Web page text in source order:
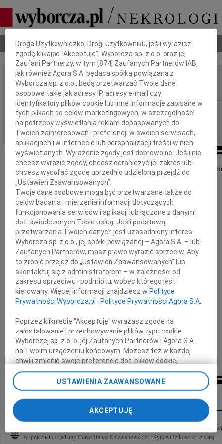
Nekrologi Odeszli Poradnik pogrzebowy
IMIĘ I NAZWISKO: Jadwiga Sienkiewicz
REGION: Kielce
DATA EMISJI: 23.10.2020
Z wielkim smutkiem przyjęliśmy wiadomość o
Jadwigi Sienkiewicz
wnuczki Henryka Sienkiewicza
Rodzinie i Bliskim
składają
Dyrekcja i Pracownicy
Muzeum Narodowego w Kielcach
Inne kondolencje
Odeszła Jadwiga Sienkiewicz Wspaniała i dzielna Pani, wnuczka Henryka
współczucia składamy Córce Hance Dziewanowskiej i Synowi Izikowi oraz całej...
Dbamy o Twoją prywatność
Droga Użytkowniczko, Drogi Użytkowniku, jeśli wyrazisz
zgodę klikając "Akceptuję", Wyborcza sp. z o.o. oraz jej
Zaufani Partnerzy, w tym [874 ] Zaufanych Partnerów IAB,
jak również Agora S.A. będąca spółką powiązaną z
Wyborcza sp. z o.o., będą przetwarzać Twoje dane
osobowe takie jak adresy IP, adresy e-mail czy
identyfikatory plików cookie lub inne informacje zapisane w
tych plikach do celów marketingowych, w szczególności
na potrzeby wyświetlania reklam dopasowanych do
Twoich zainteresowań i preferencji w swoich serwisach,
aplikacjach i w Internecie lub personalizacji treści w nich
wyświetlanych. Wyrażenie zgody jest dobrowolne. Jeśli nie
chcesz wyrazić zgody, chcesz ograniczyć jej zakres lub
chcesz wycofać zgodę uprzednio udzieloną przejdź do
„Ustawień Zaawansowanych”.
Twoje dane osobowe mogą być przetwarzane także do
celów badania i mierzenia informacji dotyczących
funkcjonowania serwisów i aplikacji lub łączone z danymi
dot. świadczonych Tobie usług. Jeśli podstawą
przetwarzania Twoich danych jest uzasadniony interes
Wyborcza sp. z o.o., jej spółki powiązanej – Agora S.A. – lub
Zaufanych Partnerów, masz prawo wyrazić sprzeciw. Aby
to zrobić przejdź do „Ustawień Zaawansowanych” lub
skontaktuj się z administratorem – w zależności od
zakresu sprzeciwu i podmiotu, wobec którego jest
kierowany. Więcej informacji znajdziesz w Polityce
Prywatności Wyborcza.pl i Polityce Prywatności Agora S.A.
Poprzez kliknięcie "Akceptuję" wyrażasz zgodę na
zainstalowanie i przechowywanie plików typu cookie
Wyborczej sp. z o. o. jej Zaufanych Partnerów i Agora S.A.
na Twoim urządzeniu końcowym. Możesz też w każdej
chwili zmienić swoje preferencje dot. plików cookie,
ponownie wywołując narzędzie do zarządzania Twoimi
preferencjami dot. przetwarzania danych poprzez
odnośnik „Ustawienia prywatności” w stopce serwisu i
przechodząc do sekcji „Ustawienia zaawansowane”.
Zmiana ustawień plików cookie możliwa jest także za
pomocą ustawień przeglądarki.
My, nasi Zaufani Partnerzy i Agora S.A. możemy
USTAWIENIA ZAAWANSOWANE
AKCEPTUJĘ